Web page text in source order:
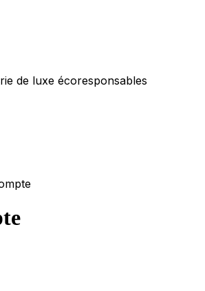
de luxe écoresponsables